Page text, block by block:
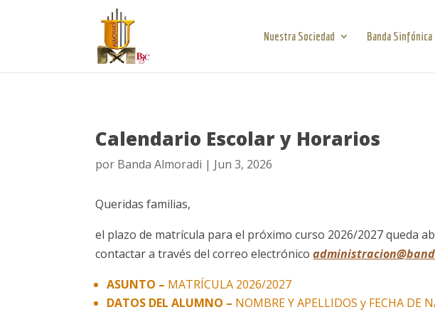
Nuestra Sociedad Banda Sinfónica
Calendario Escolar y Horarios
por Banda Almoradi | Jun 3, 2026
Queridas familias,
el plazo de matrícula para el próximo curso 2026/2027 queda
contactar a través del correo electrónico
ASUNTO – MATRÍCULA 2026/2027
DATOS DEL ALUMNO – NOMBRE Y APELLIDOS y FECHA DE